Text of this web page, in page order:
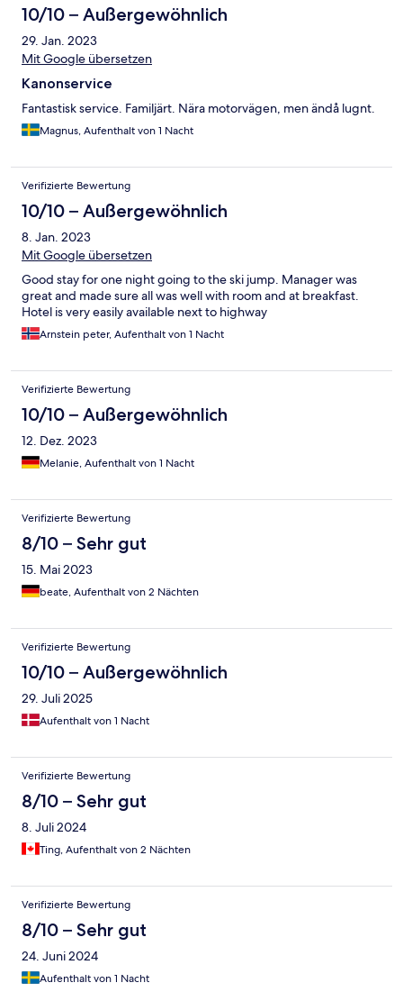
10/10 – Außergewöhnlich
29. Jan. 2023
Mit Google übersetzen
Kanonservice
Fantastisk service. Familjärt. Nära motorvägen, men ändå lugnt.
Magnus, Aufenthalt von 1 Nacht
Verifizierte Bewertung
10/10 – Außergewöhnlich
8. Jan. 2023
Mit Google übersetzen
Good stay for one night going to the ski jump. Manager was
great and made sure all was well with room and at breakfast.
Hotel is very easily available next to highway
Arnstein peter, Aufenthalt von 1 Nacht
Verifizierte Bewertung
10/10 – Außergewöhnlich
12. Dez. 2023
Melanie, Aufenthalt von 1 Nacht
Verifizierte Bewertung
8/10 – Sehr gut
15. Mai 2023
beate, Aufenthalt von 2 Nächten
Verifizierte Bewertung
10/10 – Außergewöhnlich
29. Juli 2025
Aufenthalt von 1 Nacht
Verifizierte Bewertung
8/10 – Sehr gut
8. Juli 2024
Ting, Aufenthalt von 2 Nächten
Verifizierte Bewertung
8/10 – Sehr gut
24. Juni 2024
Aufenthalt von 1 Nacht